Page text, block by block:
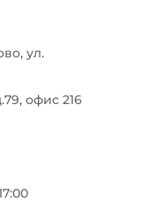
ул.
офис 216